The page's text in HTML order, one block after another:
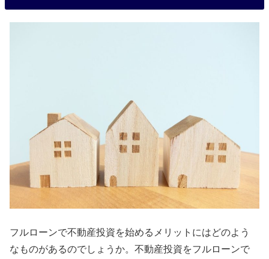
フルローンで不動産投資を始めるメリットにはどのよう
なものがあるのでしょうか。不動産投資をフルローンで